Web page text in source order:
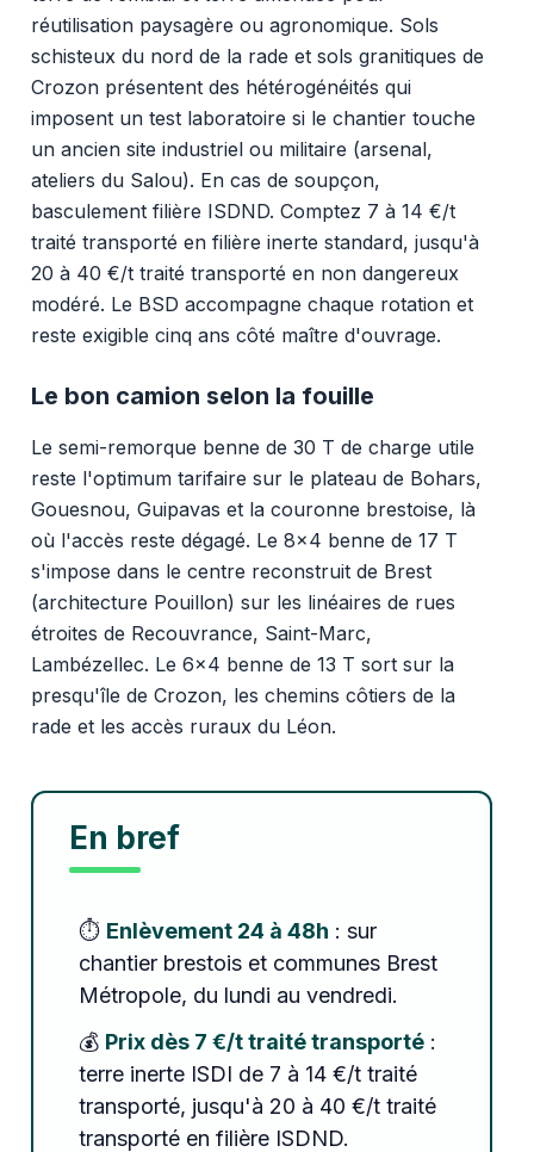
réutilisation paysagère ou agronomique. Sols
schisteux du nord de la rade et sols granitiques de
Crozon présentent des hétérogénéités qui
imposent un test laboratoire si le chantier touche
un ancien site industriel ou militaire (arsenal,
ateliers du Salou). En cas de soupçon,
basculement filière ISDND. Comptez 7 à 14 €/t
traité transporté en filière inerte standard, jusqu'à
20 à 40 €/t traité transporté en non dangereux
modéré. Le BSD accompagne chaque rotation et
reste exigible cinq ans côté maître d'ouvrage.
Le bon camion selon la fouille
Le semi-remorque benne de 30 T de charge utile
reste l'optimum tarifaire sur le plateau de Bohars,
Gouesnou, Guipavas et la couronne brestoise, là
où l'accès reste dégagé. Le 8x4 benne de 17 T
s'impose dans le centre reconstruit de Brest
(architecture Pouillon) sur les linéaires de rues
étroites de Recouvrance, Saint-Marc,
Lambézellec. Le 6x4 benne de 13 T sort sur la
presqu'île de Crozon, les chemins côtiers de la
rade et les accès ruraux du Léon.
En bref
⏱️ Enlèvement 24 à 48h : sur
chantier brestois et communes Brest
Métropole, du lundi au vendredi.
💰 Prix dès 7 €/t traité transporté:
terre inerte ISDI de 7 à 14 €/t traité
transporté, jusqu'à 20 à 40 €/t traité
transporté en filière ISDND.